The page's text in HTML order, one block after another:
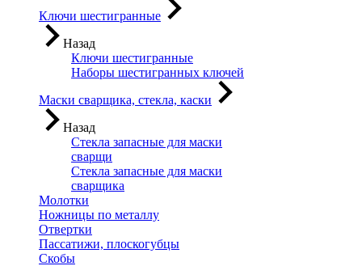
Ключи шестигранные
Назад
Ключи шестигранные
Наборы шестигранных ключей
Маски сварщика, стекла, каски
Назад
Стекла запасные для маски
сварщи
Стекла запасные для маски
сварщика
Молотки
Ножницы по металлу
Отвертки
Пассатижи, плоскогубцы
Скобы